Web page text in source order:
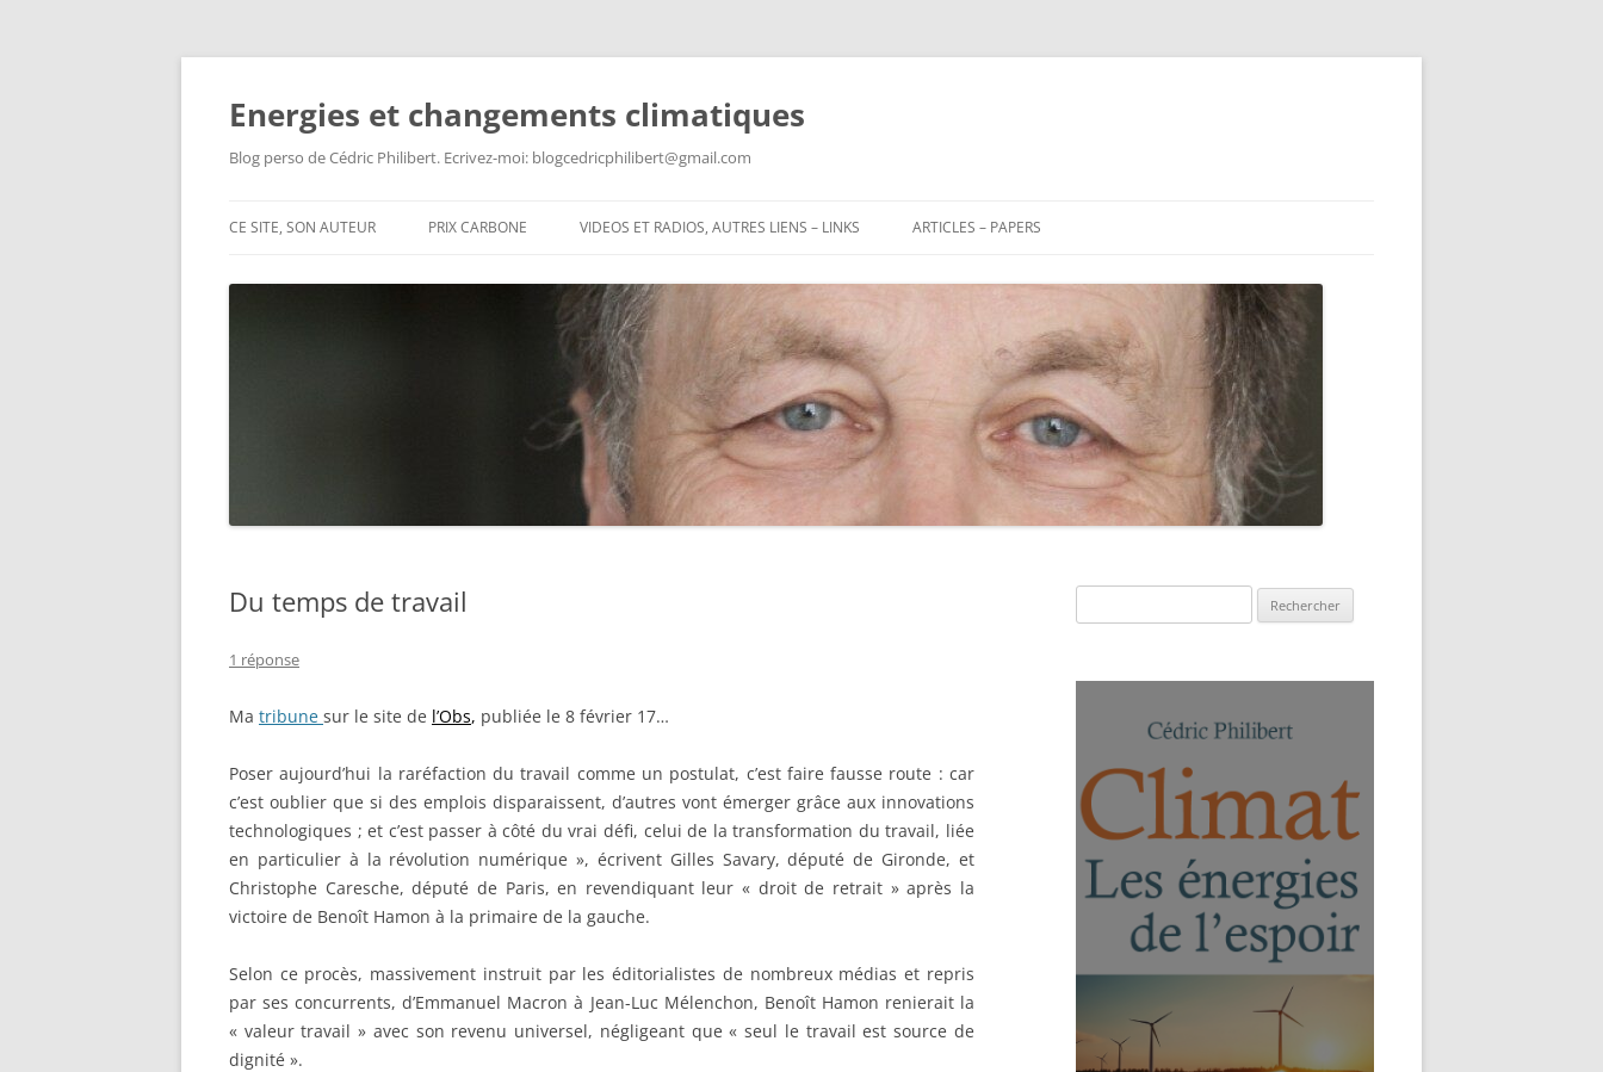
Aller
Energies et changements climatiques
Blog perso de Cédric Philibert. Ecrivez-moi: blogcedricphilibert@gmail.com
CE SITE, SON AUTEUR PRIX CARBONE VIDEOS ET RADIOS, AUTRES LIENS – LINKS ARTICLES – PAPERS
Du temps de travail
1 réponse
Ma tribune sur le site de l’Obs, publiée le 8 février 17…
Poser aujourd’hui la raréfaction du travail comme un postulat, c’est faire fausse route : car
c’est oublier que si des emplois disparaissent, d’autres vont émerger grâce aux innovations
technologiques ; et c’est passer à côté du vrai défi, celui de la transformation du travail, liée
en particulier à la révolution numérique », écrivent Gilles Savary, député de Gironde, et
Christophe Caresche, député de Paris, en revendiquant leur « droit de retrait » après la
victoire de Benoît Hamon à la primaire de la gauche.
Selon ce procès, massivement instruit par les éditorialistes de nombreux médias et repris
par ses concurrents, d’Emmanuel Macron à Jean-Luc Mélenchon, Benoît Hamon renierait la
« valeur travail » avec son revenu universel, négligeant que « seul le travail est source de
dignité ».